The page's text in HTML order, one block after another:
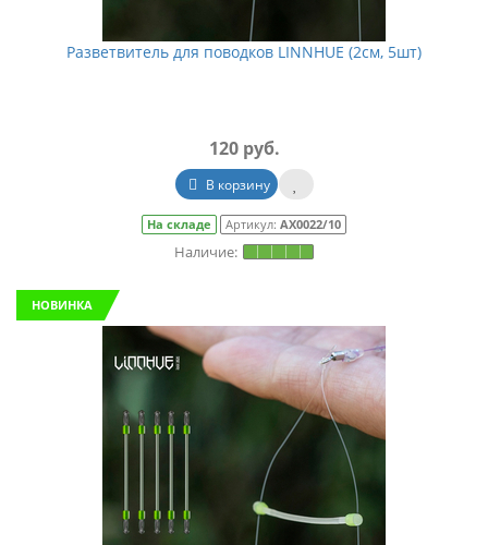
Разветвитель для поводков LINNHUE (2см, 5шт)
120 руб.
В корзину
На складе Артикул: АХ0022/10
НОВИНКА